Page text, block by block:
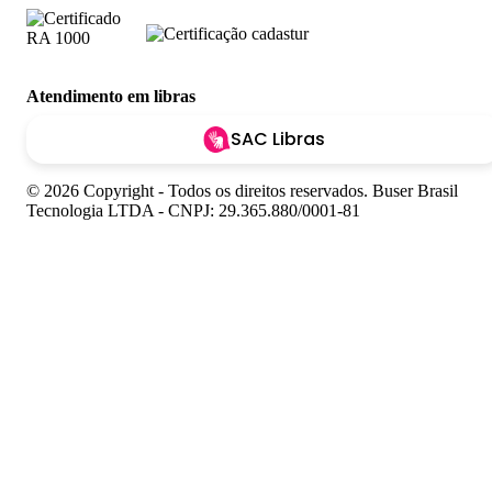
Atendimento em libras
SAC Libras
© 2026 Copyright - Todos os direitos reservados. Buser Brasil
Tecnologia LTDA - CNPJ: 29.365.880/0001-81